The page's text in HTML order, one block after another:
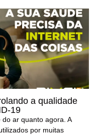
a qualidade
19
ar quanto agora. A
por muitas